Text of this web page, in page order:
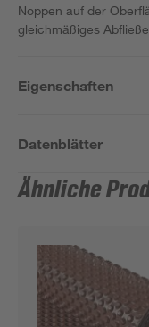
Noppen auf der
gleichmäßiges
Eigenschaften
Datenblätter
Ähnliche